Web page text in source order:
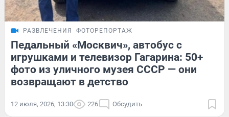
РАЗВЛЕЧЕНИЯ ФОТОРЕПОРТАЖ
Педальный «Москвич», автобус с
игрушками и телевизор Гагарина: 50+
фото из уличного музея СССР — они
возвращают в детство
12 июля, 2026, 13:30 226 Обсудить